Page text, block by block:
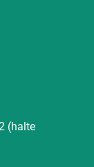
(halte